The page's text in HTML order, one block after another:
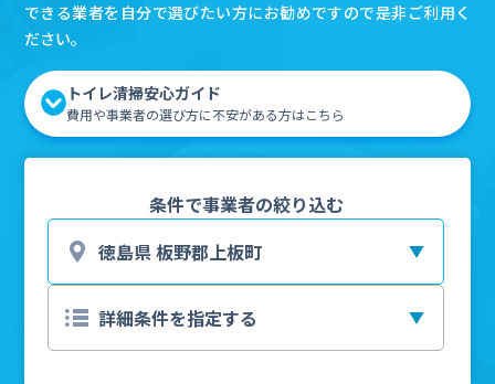
できる業者を自分で選びたい方にお勧めですので是非ご利用く
ださい。
トイレ清掃安心ガイド
費用や事業者の選び方に不安がある方はこちら
条件で事業者の絞り込む